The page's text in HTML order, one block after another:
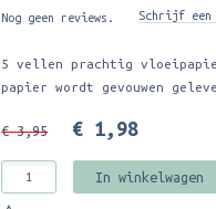
Nog geen reviews. Schrijf een
5 vellen prachtig
papier wordt gevouwen
€ 3,95 € 1,98
In winkelwagen